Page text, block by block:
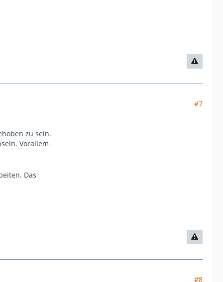
#7
zu sein.
Vorallem
Das
#8